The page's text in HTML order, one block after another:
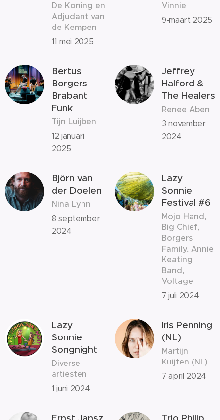
De Koning en
Adjudant van
de Kempen
11 mei 2025
Vinnie
9-maart 2025
Bertus
Borgers
Brabant
Funk
Tijn Luijben
12 januari
2025
Jeffrey
Halford &
The Healers
Renee Aben
3 november
2024
Björn van
der Doelen
Nina Lynn
8 september
2024
Lazy
Sonnie
Festival #6
Mojo Hand,
Big Chief,
Borgers
Family, Annie
Keating
Band,
Voltage
7 juli 2024
Lazy
Sonnie
Songnight
Diverse
artiesten
1 juni 2024
Iris Penning
(NL)
Martijn
Kuijten (NL)
7 april 2024